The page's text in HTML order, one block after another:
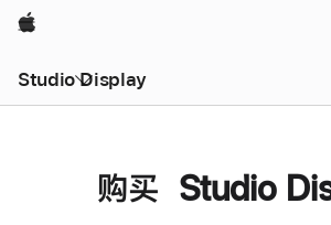
Apple
Studio Display
购买 Studio